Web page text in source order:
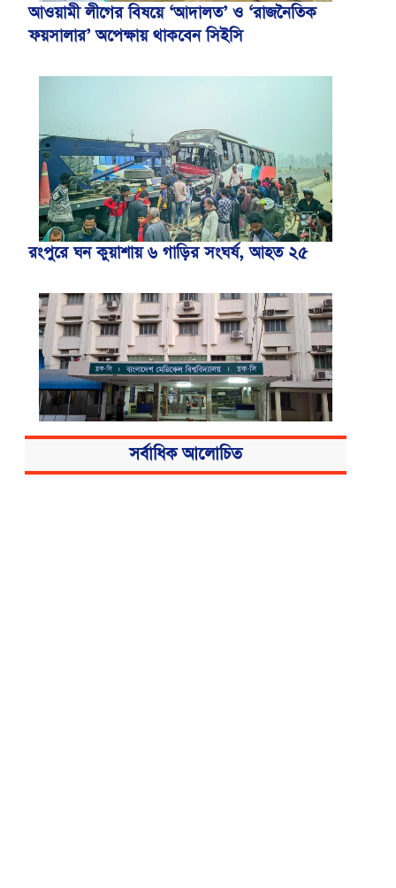
আওয়ামী লীগের বিষয়ে ‘আদালত’ ও ‘রাজনৈতিক
ফয়সালার’ অপেক্ষায় থাকবেন সিইসি
রংপুরে ঘন কুয়াশায় ৬ গাড়ির সংঘর্ষ, আহত ২৫
বিএসএমএমইউয়ের নতুন নাম বাংলাদেশ
সর্বাধিক আলোচিত